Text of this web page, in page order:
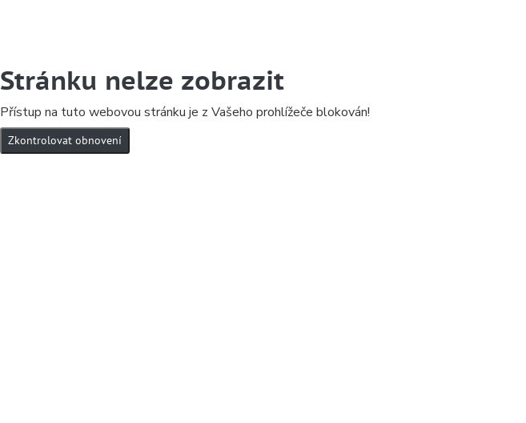
Stránku nelze zobrazit
Přístup na tuto webovou stránku je z Vašeho prohlížeče blokován!
Zkontrolovat obnovení